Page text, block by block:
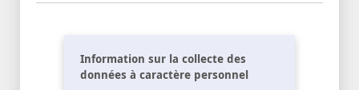
Information sur la collecte des
données à caractère personnel